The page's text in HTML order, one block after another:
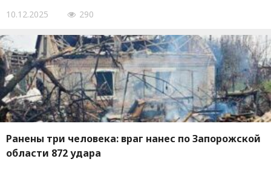
10.12.2025 290
Ранены три человека: враг нанес по Запорожской
области 872 удара